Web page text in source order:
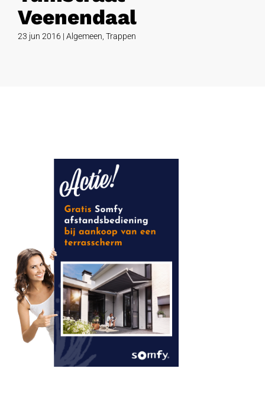
Veenendaal
23 jun 2016 | Algemeen Trappen